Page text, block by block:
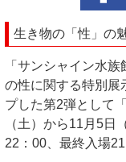
生き物の「性」の
「サンシャイン水
の性に関する特別展
プした第2弾として
（土）から11月5日
22：00、最終入場